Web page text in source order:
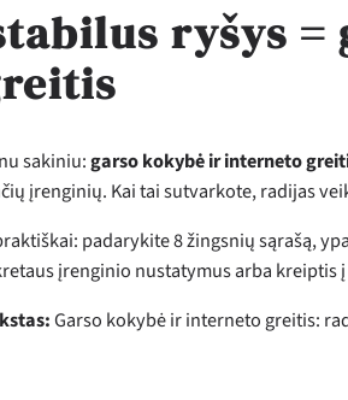
ryšys
sakiniu:garso kokybė ir interneto
įrenginių. Kai tai sutvarkote, radijas
padarykite 8 žingsnių sąrašą,
įrenginio nustatymus arba kreiptis
Garso kokybė ir interneto greitis: